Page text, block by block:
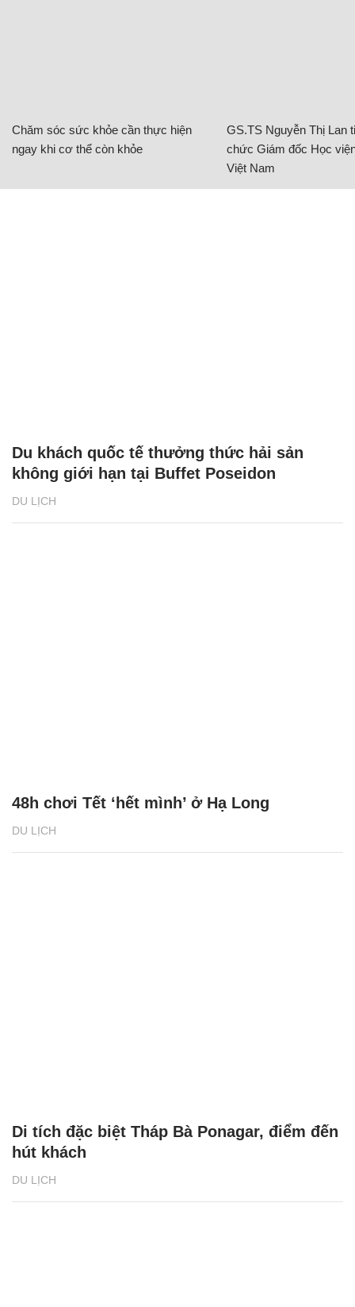
Chăm sóc sức khỏe cần thực hiện
ngay khi cơ thể còn khỏe
GS.TS Nguyễn Thị Lan
chức Giám đốc Học
Việt Nam
DU LỊCH
Du khách quốc tế thưởng thức hải sản
không giới hạn tại Buffet Poseidon
DU LỊCH
48h chơi Tết ‘hết mình’ ở Hạ Long
DU LỊCH
Di tích đặc biệt Tháp Bà Ponagar, điểm đến
hút khách